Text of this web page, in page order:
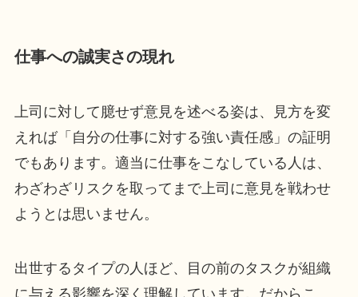
仕事への誠実さの現れ
上司に対して臆せず意見を述べる姿は、見方を変
えれば「自分の仕事に対する強い責任感」の証明
でもあります。適当に仕事をこなしている人は、
わざわざリスクを取ってまで上司に意見を戦わせ
ようとは思いません。
出世するタイプの人ほど、目の前のタスクが組織
に与える影響を深く理解しています。だからこ